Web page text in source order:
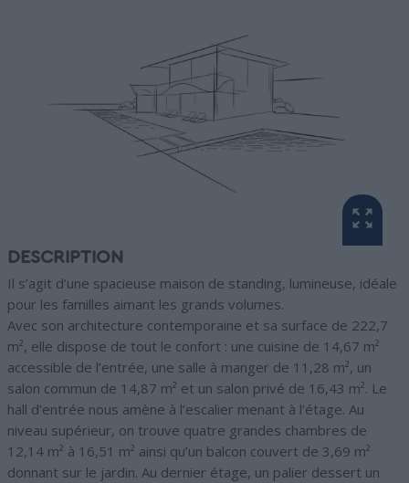
DESCRIPTION
Il s’agit d’une spacieuse maison de standing, lumineuse, idéale
pour les familles aimant les grands volumes.
Avec son architecture contemporaine et sa surface de 222,7
m², elle dispose de tout le confort : une cuisine de 14,67 m²
accessible de l’entrée, une salle à manger de 11,28 m², un
salon commun de 14,87 m² et un salon privé de 16,43 m². Le
hall d’entrée nous amène à l’escalier menant à l’étage. Au
niveau supérieur, on trouve quatre grandes chambres de
12,14 m² à 16,51 m² ainsi qu’un balcon couvert de 3,69 m²
donnant sur le jardin. Au dernier étage, un palier dessert un